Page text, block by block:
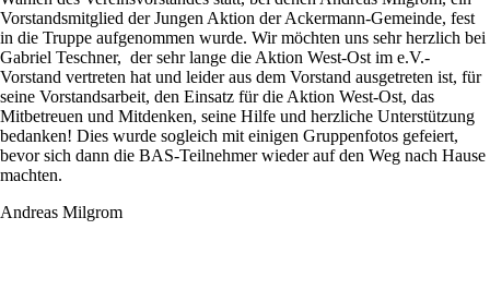
Vorstandsmitglied der Jungen Aktion der Ackermann-Gemeinde, fest
in die Truppe aufgenommen wurde. Wir möchten uns sehr herzlich bei
Gabriel Teschner, der sehr lange die Aktion West-Ost im e.V.-
Vorstand vertreten hat und leider aus dem Vorstand ausgetreten ist, für
seine Vorstandsarbeit, den Einsatz für die Aktion West-Ost, das
Mitbetreuen und Mitdenken, seine Hilfe und herzliche Unterstützung
bedanken! Dies wurde sogleich mit einigen Gruppenfotos gefeiert,
bevor sich dann die BAS-Teilnehmer wieder auf den Weg nach Hause
machten.
Andreas Milgrom